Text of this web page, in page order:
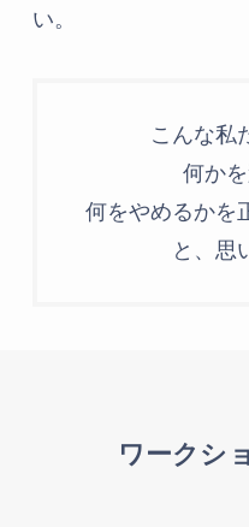
い。
こんな私
何か
何をやめるかを
と、思
ワークシ